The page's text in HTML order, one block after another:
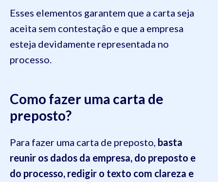
Esses elementos garantem que a carta seja
aceita sem contestação e que a empresa
esteja devidamente representada no
processo.
Como fazer uma carta de
preposto?
Para fazer uma carta de preposto, basta
reunir os dados da empresa, do preposto e
do processo, redigir o texto com clareza e